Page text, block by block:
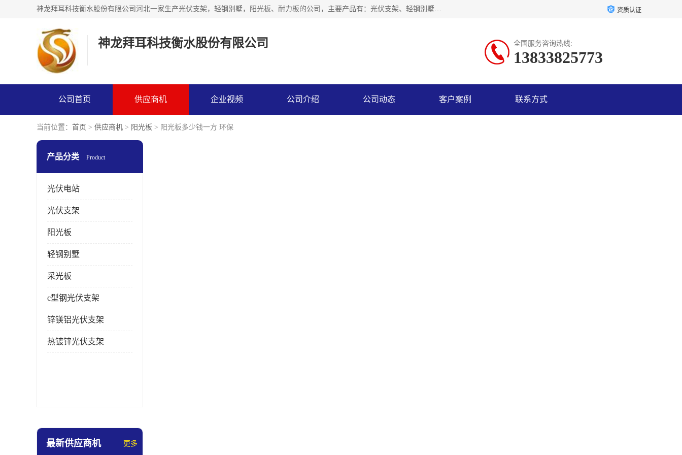
神龙拜耳科技衡水股份有限公司河北一家生产光伏支架，轻钢别墅，阳光板、耐力板的公司，主要产品有：光伏支架、轻钢别墅、阳光板、耐力板、采光板等，公司参与制定了多项标准。 资质认证
神龙拜耳科技衡水股份有限公司 全国服务咨询热线:
13833825773
公司首页 供应商机 企业视频 公司介绍 公司动态 客户案例 联系方式
当前位置： 首页 > 供应商机 > 阳光板 > 阳光板多少钱一方 环保
产品分类 Product
光伏电站
光伏支架
阳光板
轻钢别墅
采光板
c型钢光伏支架
锌镁铝光伏支架
热镀锌光伏支架
最新供应商机 更多